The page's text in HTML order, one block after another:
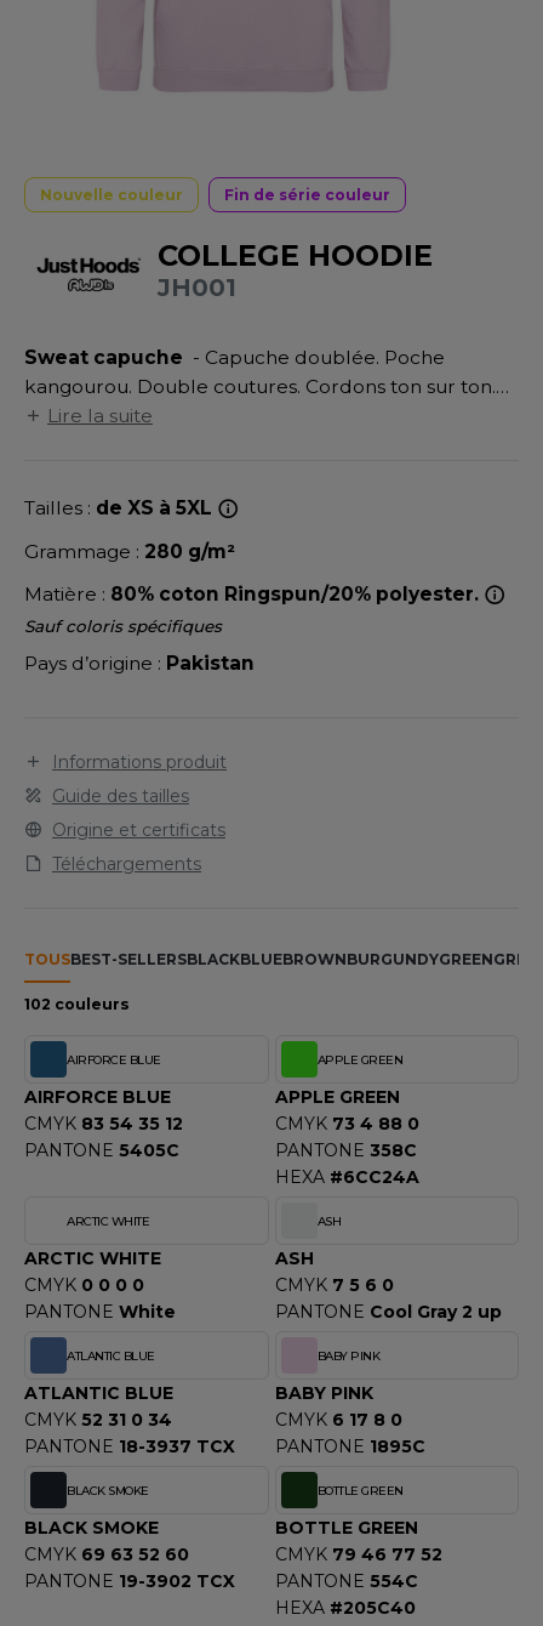
DE SERIE
VISIBILITE
DE MAISON
IN EUROPE
LABEL / TEAR AWAY
VETEMENTS
SHIRT
PROFESSIONNELLE
- BLOUSON
SI ON L'APPELAIT FRANCIS
BY PROMODORO
HALES
ROW
OF THE LOOM
- BLANKS
HOODS
T'S
SERIE
DE LA MER
ECORESPONSABLE
Nouvelle couleur Fin de série couleur
COLLEGE HOODIE
JH001
Sweat capuche
kangourou. Double coutures. Cordons ton sur ton.
Poignets et ourlet en bords côte. Étiquette
Lire la suite
Tailles : de XS à 5XL
Grammage : 280 g/m²
Matière : 80% coton Ringspun/20% polyester.
Sauf coloris spécifiques
Pays d’origine : Pakistan
Informations produit
Guide des tailles
Origine et certificats
Téléchargements
TOUSBEST-SELLERSBLACKBLUEBROWNBURGUNDYGREENGREY
102 couleurs
AIRFORCE BLUE
AIRFORCE BLUE
CMYK 83 54 35 12
PANTONE 5405C
APPLE GREEN
APPLE GREEN
CMYK 73 4 88 0
PANTONE 358C
HEXA #6CC24A
ARCTIC WHITE
ARCTIC WHITE
CMYK 0 0 0 0
PANTONE White
ASH
ASH
CMYK 7 5 6 0
PANTONE Cool Gray 2 up
ATLANTIC BLUE
ATLANTIC BLUE
CMYK 52 31 0 34
PANTONE 18-3937 TCX
BABY PINK
BABY PINK
CMYK 6 17 8 0
PANTONE 1895C
BLACK SMOKE
BLACK SMOKE
CMYK 69 63 52 60
PANTONE 19-3902 TCX
BOTTLE GREEN
BOTTLE GREEN
CMYK 79 46 77 52
PANTONE 554C
HEXA #205C40